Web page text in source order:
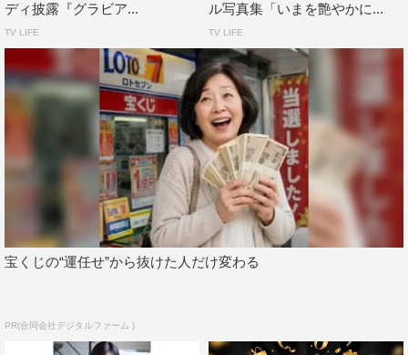
ディ披露『グラビア...
TV LIFE
ル写真集「いまを艶やかに...
TV LIFE
宝くじの“運任せ”から抜けた人だけ変わる
PR(合同会社デジタルファーム )